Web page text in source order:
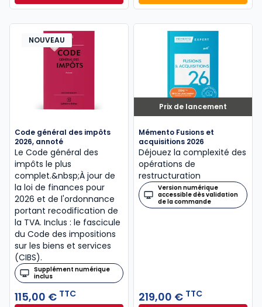
NOUVEAU
Code général des impôts
2026, annoté
Le Code général des
impôts le plus
complet.&nbsp;À jour de
la loi de finances pour
2026 et de l'ordonnance
portant recodification de
la TVA. Inclus : le fascicule
du Code des impositions
sur les biens et services
(CIBS).
Supplément numérique
inclus
115,00 € TTC
Prix de lancement
Mémento Fusions et
acquisitions 2026
Déjouez la complexité des
opérations de
restructuration
Version numérique
accessible dès validation
de la commande
219,00 € TTC